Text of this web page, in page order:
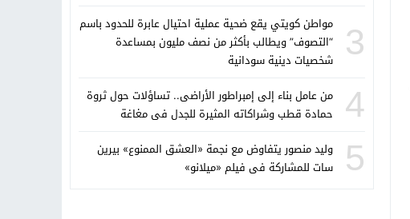
3
مواطن كويتي يقع ضحية عملية احتيال عابرة للحدود باسم
“التصوف” ويطالب بأكثر من نصف مليون بمساعدة
شخصيات دينية سودانية
4
من عامل بناء إلى إمبراطور الأراضى.. تساؤلات حول ثروة
حمادة قطب وشراكاته المثيرة للجدل فى مغاغة
5
وليد منصور يتفاوض مع نجمة «العشق الممنوع» بيرين
سات للمشاركة فى فيلم «ميلانو»